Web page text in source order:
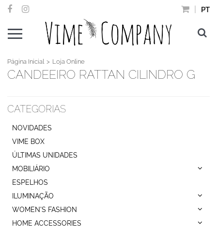
PT
Página Inicial Loja Online
CANDEEIRO RATTAN CILINDRO G
CATEGORIAS
NOVIDADES
VIME BOX
ÚLTIMAS UNIDADES
MOBILIÁRIO
ESPELHOS
ILUMINAÇÃO
WOMEN'S FASHION
HOME ACCESSORIES